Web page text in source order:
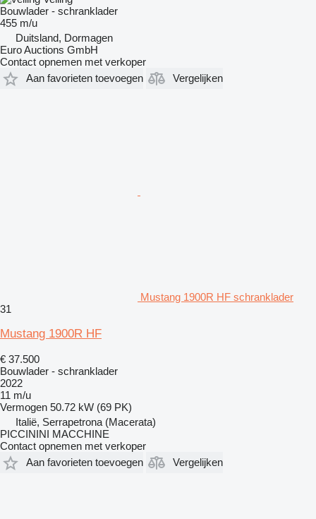
Bouwlader - schranklader
455 m/u
Duitsland, Dormagen
Euro Auctions GmbH
Contact opnemen met verkoper
Aan favorieten toevoegen
Vergelijken
Mustang 1900R HF schranklader
31
Mustang 1900R HF
€ 37.500
Bouwlader - schranklader
2022
11 m/u
Vermogen 50.72 kW (69 PK)
Italië, Serrapetrona (Macerata)
PICCININI MACCHINE
Contact opnemen met verkoper
Aan favorieten toevoegen
Vergelijken